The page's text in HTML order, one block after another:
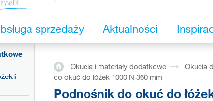
sprzedaży Aktualności
i
Okucia i materiały dodatkowe Okucia
do okuć do łóżek 1000 N 360 mm
Podnośnik do okuć do